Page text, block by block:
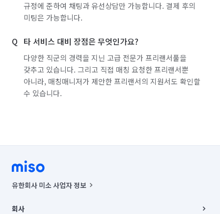
규정에 준하여 채팅과 유선상담만 가능합니다. 결제 후의
미팅은 가능합니다.
타 서비스 대비 장점은 무엇인가요?
다양한 직군의 경력을 지닌 고급 전문가 프리랜서풀을
갖추고 있습니다. 그리고 직접 매칭 요청한 프리랜서뿐
아니라, 매칭매니저가 제안한 프리랜서의 지원서도 확인할
수 있습니다.
유한회사 미소 사업자 정보
00019 |
회사